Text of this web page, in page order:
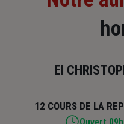
EI
12 COURS DE LA